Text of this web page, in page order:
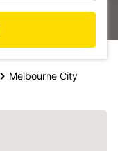
Melbourne City